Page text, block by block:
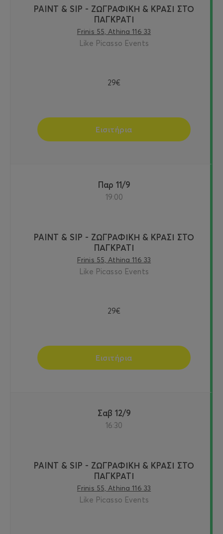
PAINT & SIP - ΖΩΓΡΑΦΙΚΗ & ΚΡΑΣΙ ΣΤΟ
ΠΑΓΚΡΑΤΙ
Frinis 55, Athina 116 33
Like Picasso Events
29€
Εισιτήρια
Παρ 11/9
19:00
PAINT & SIP - ΖΩΓΡΑΦΙΚΗ & ΚΡΑΣΙ ΣΤΟ
ΠΑΓΚΡΑΤΙ
Frinis 55, Athina 116 33
Like Picasso Events
29€
Εισιτήρια
Σαβ 12/9
16:30
PAINT & SIP - ΖΩΓΡΑΦΙΚΗ & ΚΡΑΣΙ ΣΤΟ
ΠΑΓΚΡΑΤΙ
Frinis 55, Athina 116 33
Like Picasso Events